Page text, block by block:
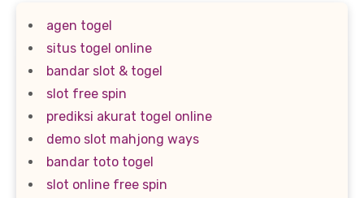
agen togel
situs togel online
bandar slot & togel
slot free spin
prediksi akurat togel online
demo slot mahjong ways
bandar toto togel
slot online free spin